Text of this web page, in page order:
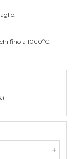
fino a 1000ºC.
+